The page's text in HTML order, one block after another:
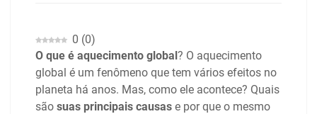
0 (0)
O que é aquecimento global? O aquecimento
global é um fenômeno que tem vários efeitos no
planeta há anos. Mas, como ele acontece? Quais
são suas principais causas e por que o mesmo